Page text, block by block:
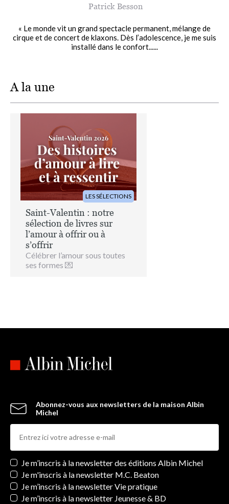
Patrick Besson
« Le monde vit un grand spectacle permanent, mélange de
cirque et de concert de klaxons. Dès l’adolescence, je me suis
installé dans le confort......
A la une
LES SÉLECTIONS
Saint-Valentin : notre
sélection de livres sur
l’amour à offrir ou à
s’offrir
Célébrer l’amour sous toutes
ses formes 💌
Abonnez-vous aux newsletters de la maison Albin
Michel
Newsletters
Je m’inscris à la newsletter des éditions Albin Michel
Je m'inscris à la newsletter M.C. Beaton
Je m’inscris à la newsletter Vie pratique
Je m’inscris à la newsletter Jeunesse & BD